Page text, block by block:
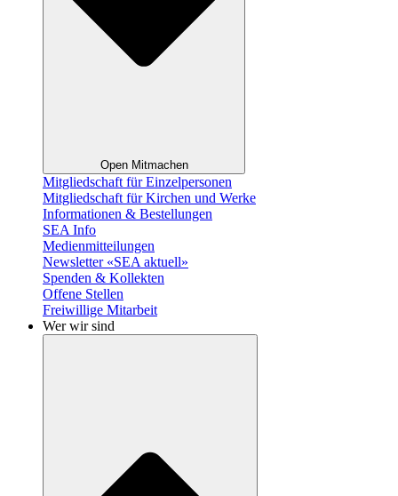
Open Mitmachen
Mitgliedschaft für Einzelpersonen
Mitgliedschaft für Kirchen und Werke
Informationen & Bestellungen
SEA Info
Medienmitteilungen
Newsletter «SEA aktuell»
Spenden & Kollekten
Offene Stellen
Freiwillige Mitarbeit
Wer wir sind